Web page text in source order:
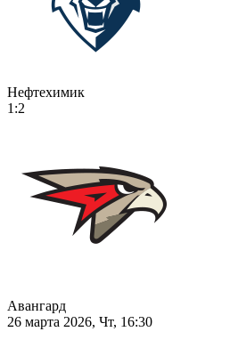
Нефтехимик
1:2
Авангард
26 марта 2026, Чт, 16:30